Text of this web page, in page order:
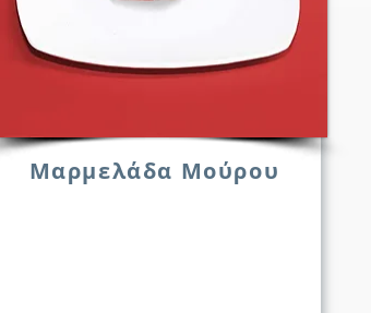
Μαρμελάδα Μούρου